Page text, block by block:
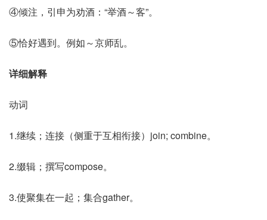
④倾注，引申为劝酒：“举酒～客”。
⑤恰好遇到。例如～京师乱。
详细解释
动词
1.继续；连接（侧重于互相衔接）join; combine。
2.缀辑；撰写compose。
3.使聚集在一起；集合gather。